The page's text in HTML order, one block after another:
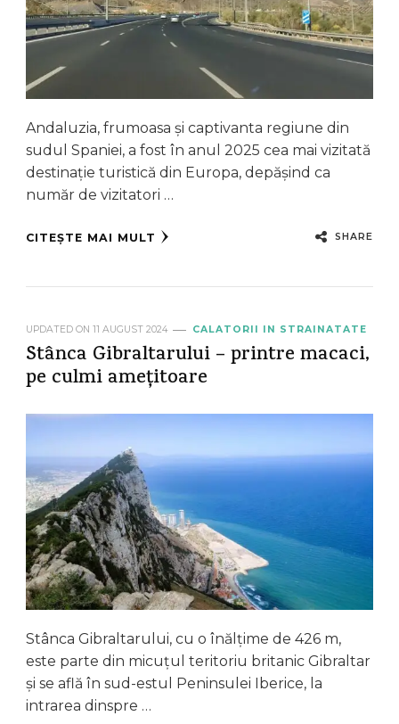
Andaluzia, frumoasa și captivanta regiune din
sudul Spaniei, a fost în anul 2025 cea mai vizitată
destinație turistică din Europa, depășind ca
număr de vizitatori …
CITEȘTE MAI MULT SHARE
UPDATED ON 11 AUGUST 2024 CALATORII IN STRAINATATE
Stânca Gibraltarului – printre macaci,
pe culmi amețitoare
Stânca Gibraltarului, cu o înălțime de 426 m,
este parte din micuțul teritoriu britanic Gibraltar
și se află în sud-estul Peninsulei Iberice, la
intrarea dinspre …